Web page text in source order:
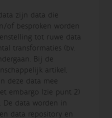
zijn data die
of besproken worden
tot ruwe data
transformaties (bv.
Bij de
artikel,
deze data mee
embargo (zie punt 2)
De data worden in
data repository en